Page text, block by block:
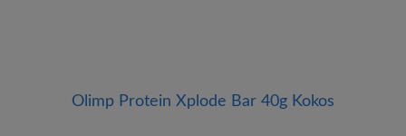
Olimp Protein Xplode Bar 40g Kokos